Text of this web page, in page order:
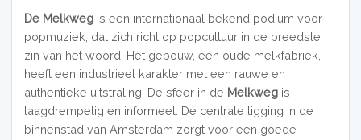
De Melkwegis een internationaal bekend podium voor
popmuziek, dat zich richt op popcultuur in de breedste
zin van het woord. Het gebouw, een oude melkfabriek,
heeft een industrieel karakter met een rauwe en
authentieke uitstraling. De sfeer in de Melkwegis
laagdrempelig en informeel. De centrale ligging in de
binnenstad van Amsterdam zorgt voor een goede